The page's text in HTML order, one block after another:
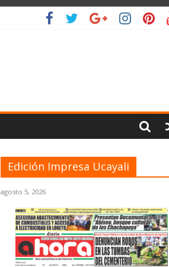
Edición Impresa Ucayali
agosto 5, 2026